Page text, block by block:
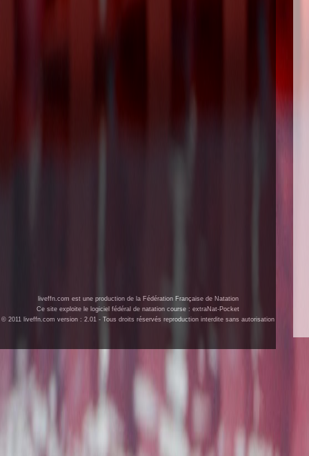
liveffn.com est une production de la Fédération Française de Natation
Ce site exploite le logiciel fédéral de natation course : extraNat-Pocket
© 2011 liveffn.com version : 2.01 - Tous droits réservés reproduction interdite sans autorisation